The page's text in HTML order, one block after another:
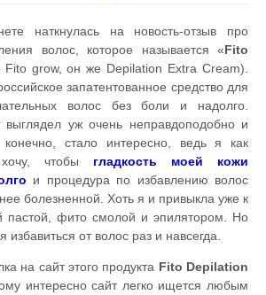
наткнулась на новость-отзыв про
волос, которое называется «Fito
grow, он же Depilation Extra Cream).
запатентованное средство для
волос без боли и надолго.
выглядел уж очень неправдоподобно и
стало интересно, ведь я как
чтобы гладкость моей кожи
и процедура по избавлению волос
болезненной. Хоть я и привыкла уже к
пастой, фито смолой и эпилятором. Но
избавиться от волос раз и навсегда.
на сайт этого продукта Fito Depilation
интересно сайт легко ищется любым